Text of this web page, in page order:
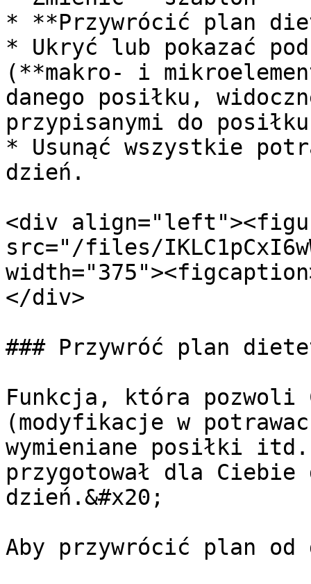
* **Przywrócić plan
* Ukryć lub pokazać
(**makro- i
danego posiłku,
przypisanymi do
* Usunąć wszystkie
dzień.
<div
src="/files/
</div>
### Przywróć plan
Funkcja, która pozwoli
(modyfikacje w
wymieniane posiłki
przygotował dla
dzień.&#x20;
Aby przywrócić plan